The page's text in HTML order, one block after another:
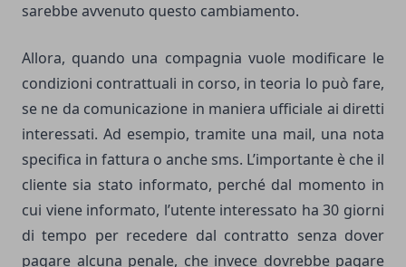
sarebbe avvenuto questo cambiamento.
Allora, quando una compagnia vuole modificare le
condizioni contrattuali in corso, in teoria lo può fare,
se ne da comunicazione in maniera ufficiale ai diretti
interessati. Ad esempio, tramite una mail, una nota
specifica in fattura o anche sms. L’importante è che il
cliente sia stato informato, perché dal momento in
cui viene informato, l’utente interessato ha 30 giorni
di tempo per recedere dal contratto senza dover
pagare alcuna penale, che invece dovrebbe pagare